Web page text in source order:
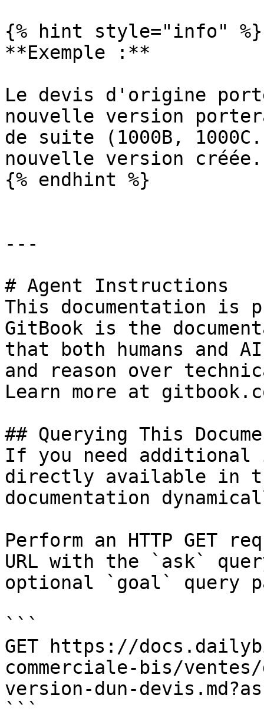
{% hint style="info" %}
**Exemple :**
Le devis d'origine
nouvelle version
de suite (1000B,
nouvelle version créée.
{% endhint %}
---
# Agent Instructions
This documentation is
GitBook is the
that both humans and
and reason over
Learn more at
## Querying This
If you need
directly available in
documentation
Perform an HTTP GET
URL with the `ask`
optional `goal` query
```
GET https://
commerciale-bis/
version-dun-
```